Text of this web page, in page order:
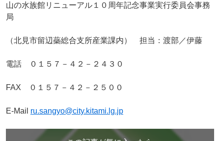
山の水族館リニューアル１０周年記念事業実行委員会事務
局
（北見市留辺蘂総合支所産業課内） 担当：渡部／伊藤
電話 ０１５７－４２－２４３０
FAX ０１５７－４２－２５００
E-Mail ru.sangyo@city.kitami.lg.jp